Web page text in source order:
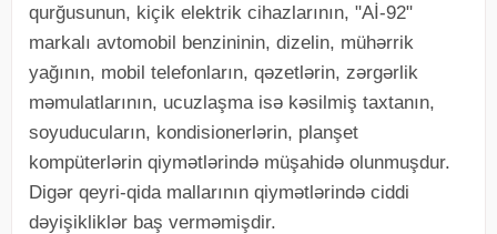
qurğusunun, kiçik elektrik cihazlarının, "Aİ-92"
markalı avtomobil benzininin, dizelin, mühərrik
yağının, mobil telefonların, qəzetlərin, zərgərlik
məmulatlarının, ucuzlaşma isə kəsilmiş taxtanın,
soyuducuların, kondisionerlərin, planşet
kompüterlərin qiymətlərində müşahidə olunmuşdur.
Digər qeyri-qida mallarının qiymətlərində ciddi
dəyişikliklər baş verməmişdir.